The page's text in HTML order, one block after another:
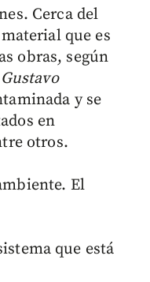
Cerca del
que es
obras, según
Gustavo
y se
en
otros.
El
que está